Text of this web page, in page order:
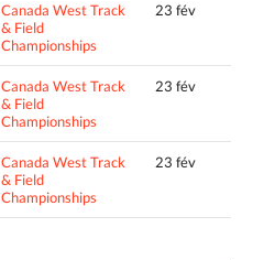
Canada West Track
& Field
Championships
23 fév
Canada West Track
& Field
Championships
23 fév
Canada West Track
& Field
Championships
23 fév